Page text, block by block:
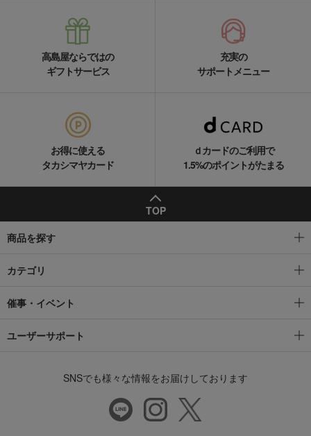
高島屋ならではの
ギフトサービス
充実の
サポートメニュー
お得に使える
タカシマヤカード
ｄカードのご利用で
1.5%のポイントがたまる
TOP
商品を探す
カテゴリ
催事・イベント
ユーザーサポート
SNSでも様々な情報をお届けしております